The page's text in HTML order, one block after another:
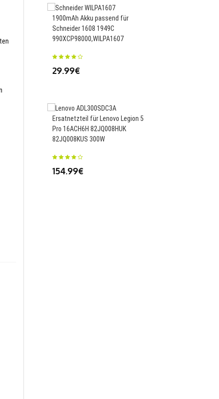
1900mAh Akku passend für
Schneider 1608 1949C
990XCP98000,WILPA1607
29.99€
Ersatnetzteil für Lenovo Legion 5
Pro 16ACH6H 82JQ008HUK
82JQ008KUS 300W
154.99€